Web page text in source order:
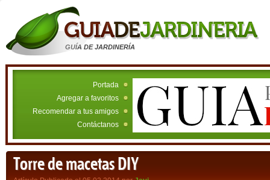
GUÍA DE JARDINERÍA
Portada
Agregar a favoritos
Recomendar a tus amigos
Contáctanos
Torre de macetas DIY